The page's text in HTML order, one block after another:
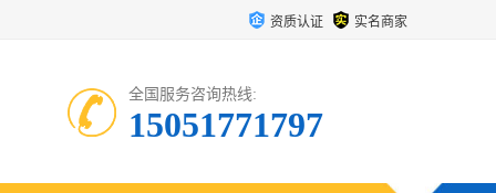
资质认证 实名商家
全国服务咨询热线:
15051771797